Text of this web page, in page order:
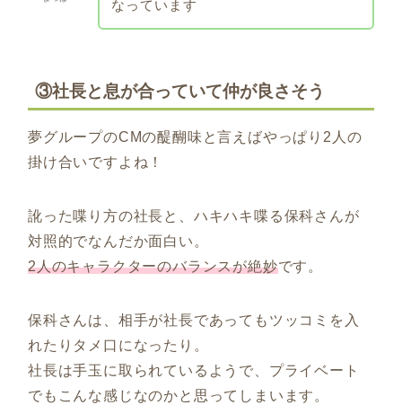
なっています
③社長と息が合っていて仲が良さそう
夢グループのCMの醍醐味と言えばやっぱり2人の
掛け合いですよね！
訛った喋り方の社長と、ハキハキ喋る保科さんが
対照的でなんだか面白い。
2人のキャラクターのバランスが絶妙です。
保科さんは、相手が社長であってもツッコミを入
れたりタメ口になったり。
社長は手玉に取られているようで、プライベート
でもこんな感じなのかと思ってしまいます。